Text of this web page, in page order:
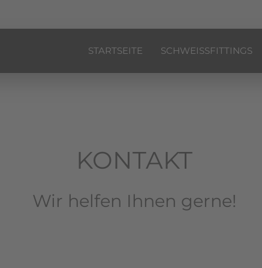
STARTSEITE SCHWEISSFITTINGS
KONTAKT
Wir helfen Ihnen gerne!